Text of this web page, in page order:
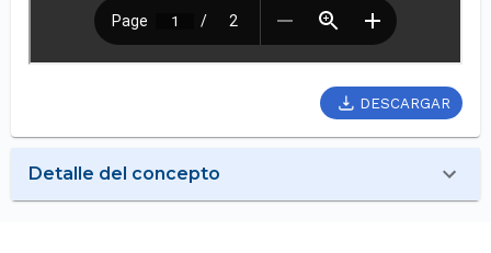
DESCARGAR
Detalle del concepto